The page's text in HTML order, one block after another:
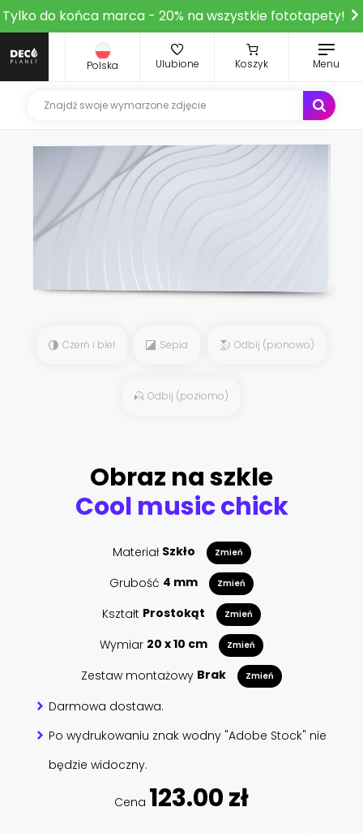
Tylko do końca marca - 20% na wszystkie fototapety!
Polska Ulubione Koszyk Menu
Czerń i biel Sepia Odbij (pionowo)
Odbij (poziomo)
Obraz na szkle
Cool music chick
Materiał Szkło Zmień
Grubość 4 mm Zmień
Kształt Prostokąt Zmień
Wymiar 20 x 10 cm Zmień
Zestaw montażowy Brak Zmień
Darmowa dostawa.
Po wydrukowaniu znak wodny "Adobe Stock" nie
będzie widoczny.
Cena 123.00 zł